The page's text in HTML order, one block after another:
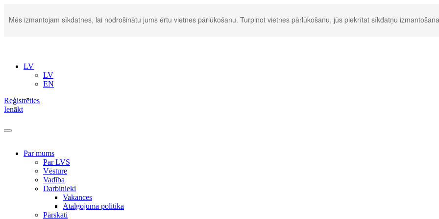
Mēs izmantojam sīkdatnes, lai nodrošinātu jums ērtu vietnes pārlūkošanu. Turpinot vietnes pārlūkošanu, jūs piekrītat sīkdatņu
LV
LV
EN
Reģistrēties
Ienākt
Par mums
Par LVS
Vēsture
Vadība
Darbinieki
Vakances
Atalgojuma politika
Pārskati